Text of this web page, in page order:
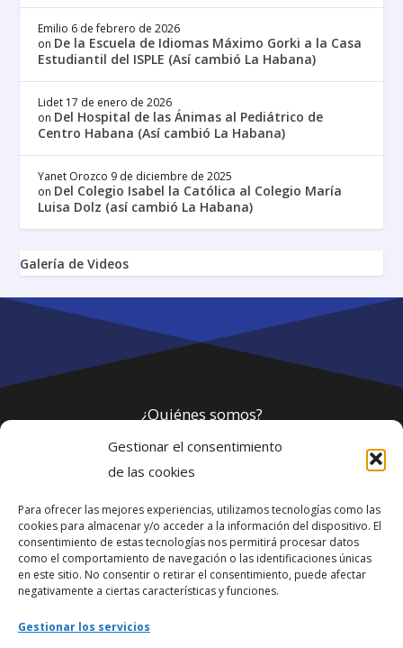
Gestionar el consentimiento
de las cookies
Para ofrecer las mejores experiencias, utilizamos tecnologías como las
cookies para almacenar y/o acceder a la información del dispositivo. El
consentimiento de estas tecnologías nos permitirá procesar datos
como el comportamiento de navegación o las identificaciones únicas
en este sitio. No consentir o retirar el consentimiento, puede afectar
negativamente a ciertas características y funciones.
Gestionar los servicios
Emilio 6 de febrero de 2026
on De la Escuela de Idiomas Máximo Gorki a la Casa
Estudiantil del ISPLE (Así cambió La Habana)
Lidet 17 de enero de 2026
on Del Hospital de las Ánimas al Pediátrico de
Centro Habana (Así cambió La Habana)
Yanet Orozco 9 de diciembre de 2025
on Del Colegio Isabel la Católica al Colegio María
Luisa Dolz (así cambió La Habana)
Galería de Videos
¿Quiénes somos?
Política de privacidad
Webmaster
soporte@fotosdlahabana.com
Nuestro e-mail: